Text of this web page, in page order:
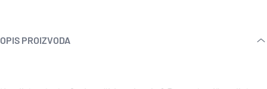
OPIS PROIZVODA